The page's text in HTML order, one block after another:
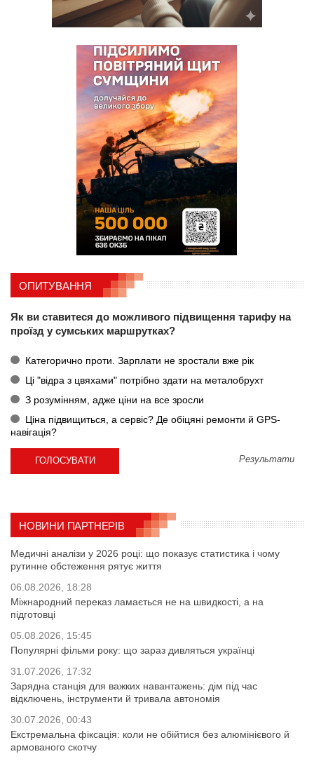
ОПИТУВАННЯ
Як ви ставитеся до можливого підвищення тарифу на
проїзд у сумських маршрутках?
Категорично проти. Зарплати не зростали вже рік
Ці "відра з цвяхами" потрібно здати на металобрухт
З розумінням, адже ціни на все зросли
Ціна підвищиться, а сервіс? Де обіцяні ремонти й GPS-
навігація?
Результати
НОВИНИ ПАРТНЕРІВ
Медичні аналізи у 2026 році: що показує статистика і чому
рутинне обстеження рятує життя
06.08.2026, 18:28
Міжнародний переказ ламається не на швидкості, а на
підготовці
05.08.2026, 15:45
Популярні фільми року: що зараз дивляться українці
31.07.2026, 17:32
Зарядна станція для важких навантажень: дім під час
відключень, інструменти й тривала автономія
30.07.2026, 00:43
Екстремальна фіксація: коли не обійтися без алюмінієвого й
армованого скотчу